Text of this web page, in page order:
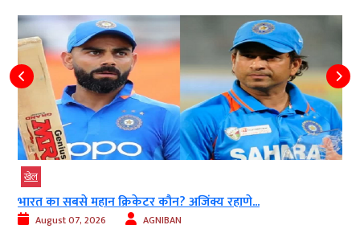
खेल
भारत का सबसे महान क्रिकेटर कौन? अजिंक्य रहाणे...
August 07, 2026 AGNIBAN